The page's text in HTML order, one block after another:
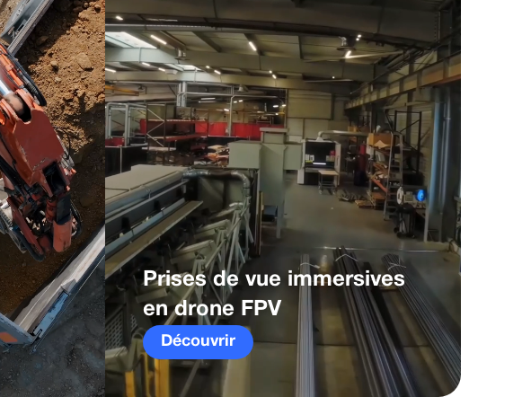
Prises de vue immersives
en drone FPV
Découvrir